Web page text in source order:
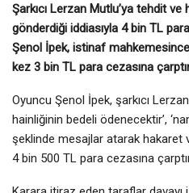
Şarkıcı Lerzan Mutlu’ya tehdit
gönderdiği iddiasıyla 4 bin TL
Şenol İpek, istinaf mahkemesince
kez 3 bin TL para cezasına
Oyuncu Şenol İpek, şarkıcı Lerzan
hainliğinin bedeli ödenecektir’,
şeklinde mesajlar atarak hakaret
4 bin 500 TL para cezasına